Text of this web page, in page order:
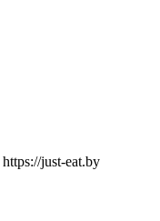
https://just-eat.by